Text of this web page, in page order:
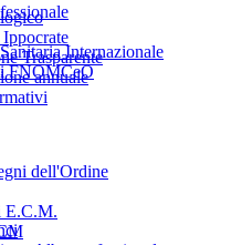
Trasparente
annuale
Internazionale
FNOMCeO
dell'Ordine
E.C.M.